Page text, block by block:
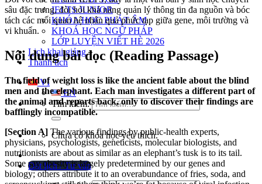
IELTS JUNIOR
KHÓA HỌC PHÁT ÂM
KHOÁ HỌC NGỮ PHÁP
LỚP LUYỆN VIẾT HÈ 2026
Lịch khai giảng
Thành tích
VI
EN
Tìm kiếm:
Chưa có khóa học yêu thích.
Đặt lịch / Tư vấn
sâu đặc trưng, đòi hỏi khả năng quản lý thông tin đa nguồn và bóc
tách các mối quan hệ nhân quả phức tạp giữa gene, môi trường và
vi khuẩn.
Nội dung bài đọc (Reading Passage)
The field of weight loss is like the ancient fable about the blind
men and the elephant. Each man investigates a different part of
the animal and reports back, only to discover their findings are
bafflingly incompatible.
[Section A] The various findings by public-health experts,
physicians, psychologists, geneticists, molecular biologists, and
nutritionists are about as similar as an elephant’s tusk is to its tail.
Some say obesity islargely predetermined by our genes and
biology; others attribute it to an overabundance of fries, soda, and